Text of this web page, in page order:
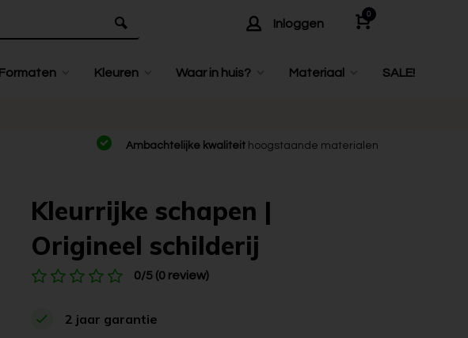
Inloggen
0
Formaten Kleuren Waar in huis? Materiaal SALE!
Ambachtelijke kwaliteit hoogstaande materialen
Kleurrijke schapen |
Origineel schilderij
0/5 (0 review)
2 jaar garantie